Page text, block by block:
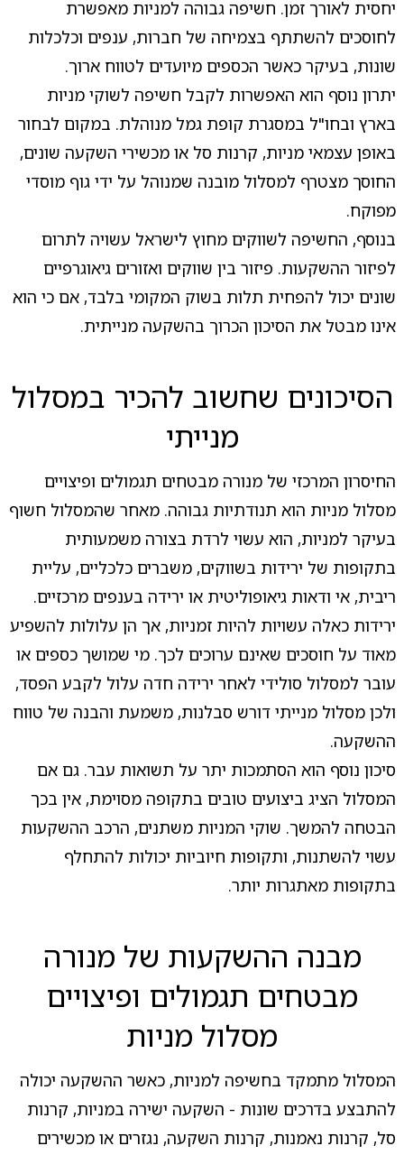
יחסית לאורך זמן. חשיפה גבוהה למניות מאפשרת
לחוסכים להשתתף בצמיחה של חברות, ענפים וכלכלות
שונות, בעיקר כאשר הכספים מיועדים לטווח ארוך.
יתרון נוסף הוא האפשרות לקבל חשיפה לשוקי מניות
בארץ ובחו"ל במסגרת קופת גמל מנוהלת. במקום לבחור
באופן עצמאי מניות, קרנות סל או מכשירי השקעה שונים,
החוסך מצטרף למסלול מובנה שמנוהל על ידי גוף מוסדי
מפוקח.
בנוסף, החשיפה לשווקים מחוץ לישראל עשויה לתרום
לפיזור ההשקעות. פיזור בין שווקים ואזורים גיאוגרפיים
שונים יכול להפחית תלות בשוק המקומי בלבד, אם כי הוא
אינו מבטל את הסיכון הכרוך בהשקעה מנייתית.
הסיכונים שחשוב להכיר במסלול
מנייתי
החיסרון המרכזי של מנורה מבטחים תגמולים ופיצויים
מסלול מניות הוא תנודתיות גבוהה. מאחר שהמסלול חשוף
בעיקר למניות, הוא עשוי לרדת בצורה משמעותית
בתקופות של ירידות בשווקים, משברים כלכליים, עליית
ריבית, אי ודאות גיאופוליטית או ירידה בענפים מרכזיים.
ירידות כאלה עשויות להיות זמניות, אך הן עלולות להשפיע
מאוד על חוסכים שאינם ערוכים לכך. מי שמושך כספים או
עובר למסלול סולידי לאחר ירידה חדה עלול לקבע הפסד,
ולכן מסלול מנייתי דורש סבלנות, משמעת והבנה של טווח
ההשקעה.
סיכון נוסף הוא הסתמכות יתר על תשואות עבר. גם אם
המסלול הציג ביצועים טובים בתקופה מסוימת, אין בכך
הבטחה להמשך. שוקי המניות משתנים, הרכב ההשקעות
עשוי להשתנות, ותקופות חיוביות יכולות להתחלף
בתקופות מאתגרות יותר.
מבנה ההשקעות של מנורה
מבטחים תגמולים ופיצויים
מסלול מניות
המסלול מתמקד בחשיפה למניות, כאשר ההשקעה יכולה
להתבצע בדרכים שונות - השקעה ישירה במניות, קרנות
סל, קרנות נאמנות, קרנות השקעה, נגזרים או מכשירים